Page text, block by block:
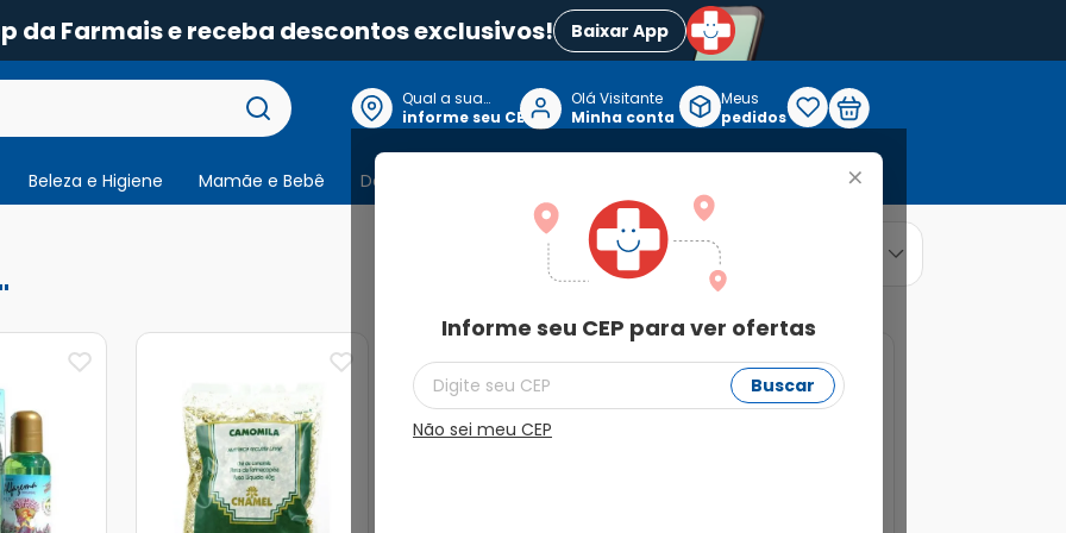
da Farmais e receba descontos exclusivos! Baixar App
Qual a sua
localização?
informe seu CEP
+
Informe seu CEP para ver ofertas
Buscar
Não sei meu CEP
Olá Visitante
Minha conta
Meus
pedidos
Beleza e Higiene Mamãe e Bebê Dermocosmeticos
ordenar por